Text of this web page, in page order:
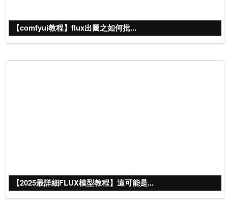
【comfyui教程】flux出圖之如何批...
【2025最詳細FLUX模型教程】這可能是...